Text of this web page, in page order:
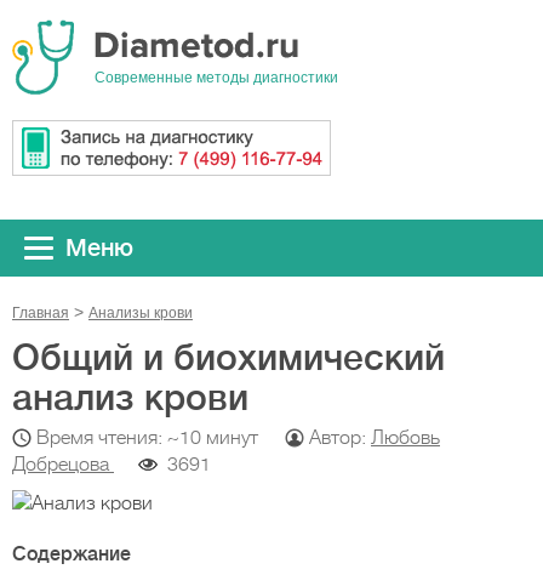
Cовременные методы диагностики
Меню
Главная Анализы крови
Общий и биохимический
анализ крови
Время чтения: ~10 минут Автор: Любовь
Добрецова
3691
Содержание